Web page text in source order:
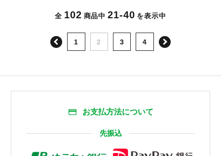
全 102 商品中 21-40 を表示中
1 2 3 4
次へ
お支払方法について
先振込